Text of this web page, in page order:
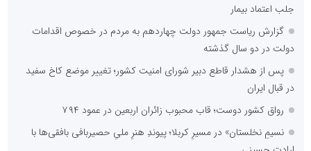
جلب اعتماد بیمار
گزارش ریاست جمهور دولت چهاردهم به مردم در خصوص اقدامات
دولت در دو سال گذشته
پس از هشدار قاطع دبیر شورای امنیت کشور؛ تغییر موضع کاخ سفید
در قبال ایران
رواق کشور دوست؛ قاب محبوب زائران اربعین در عمود ۷۹۴
نسیمِ نخلستان» در مسیرِ کربلا؛ پیوندِ هنرِ ملیِ حصیربافی بافقی‌ها با